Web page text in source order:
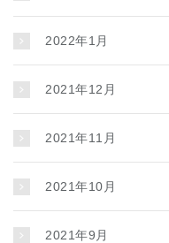
2022年1月
2021年12月
2021年11月
2021年10月
2021年9月